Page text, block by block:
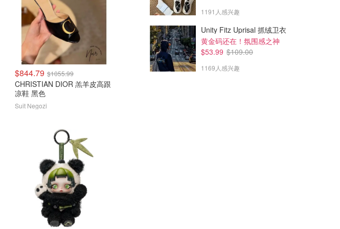
$844.79 $1055.99
CHRISTIAN DIOR 羔羊皮高跟
凉鞋 黑色
Suit Negozi
1191人感兴趣
Unity Fitz Uprisal 抓绒卫衣
黄金码还在！氛围感之神
$53.99 $109.00
1169人感兴趣